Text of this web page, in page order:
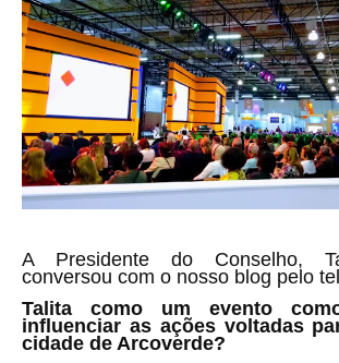
A Presidente do Conselho,
conversou com o nosso blog pelo
Talita como um evento
influenciar as ações voltadas
cidade de Arcoverde?